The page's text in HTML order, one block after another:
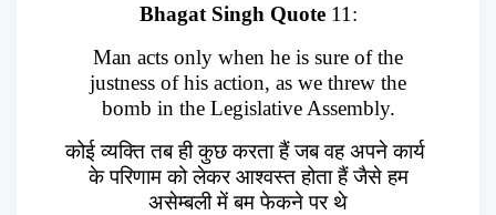
Bhagat Singh Quote 11:
Man acts only when he is sure of the
justness of his action, as we threw the
bomb in the Legislative Assembly.
कोई व्यक्ति तब ही कुछ करता हैं जब वह अपने कार्य
के परिणाम को लेकर आश्वस्त होता हैं जैसे हम
असेम्बली में बम फेकने पर थे